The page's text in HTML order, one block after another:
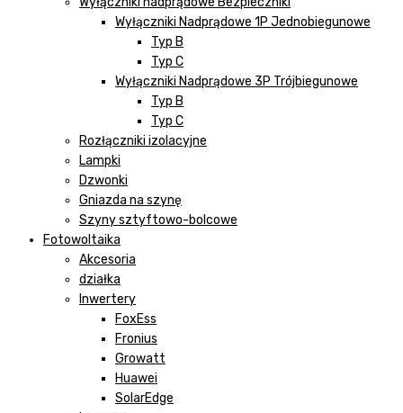
Wyłączniki Nadprądowe 1P Jednobiegunowe
Typ B
Typ C
Wyłączniki Nadprądowe 3P Trójbiegunowe
Typ B
Typ C
Rozłączniki izolacyjne
Lampki
Dzwonki
Gniazda na szynę
Szyny sztyftowo-bolcowe
Fotowoltaika
Akcesoria
działka
Inwertery
FoxEss
Fronius
Growatt
Huawei
SolarEdge